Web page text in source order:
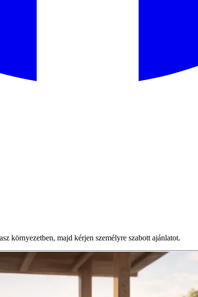
környezetben, majd kérjen személyre szabott ajánlatot.